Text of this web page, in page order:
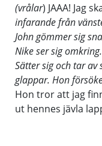
(vrålar) JAAA! Jag
infarande från
John gömmer sig
Nike ser sig
Sätter sig och tar av
glappar. Hon
Hon tror att jag
ut hennes jävla